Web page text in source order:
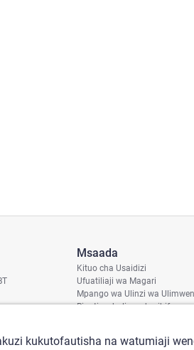
Msaada
Kituo cha Usaidizi
Ufuatiliaji wa Magari
Mpango wa Ulinzi wa
Ripoti ya hali ya uharibifu
kukutofautisha na watumiaji